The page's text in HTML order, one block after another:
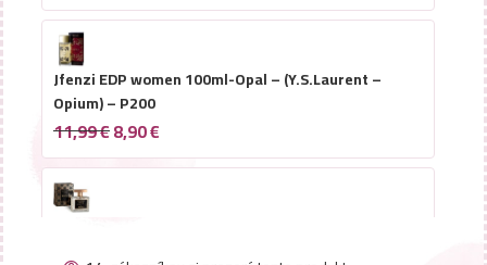
Jfenzi EDP women 100ml-Opal – (Y.S.Laurent –
Opium) – P200
11,99€8,90€